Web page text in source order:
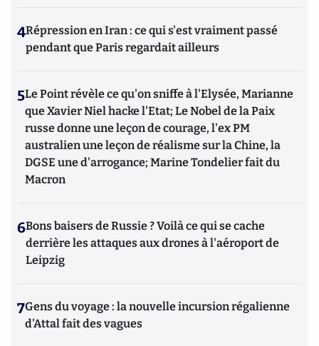
4Répression en Iran : ce qui s'est vraiment passé
pendant que Paris regardait ailleurs
5Le Point révèle ce qu'on sniffe à l'Elysée, Marianne
que Xavier Niel hacke l'Etat; Le Nobel de la Paix
russe donne une leçon de courage, l'ex PM
australien une leçon de réalisme sur la Chine, la
DGSE une d'arrogance; Marine Tondelier fait du
Macron
6Bons baisers de Russie ? Voilà ce qui se cache
derrière les attaques aux drones à l'aéroport de
Leipzig
7Gens du voyage : la nouvelle incursion régalienne
d'Attal fait des vagues